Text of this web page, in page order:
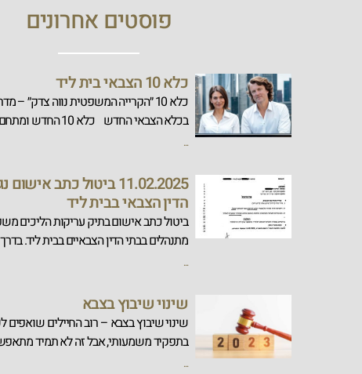
פוסטים אחרונים
כלא 10 הצבאי בית ליד
כלא 10 ״הקרייה המשפטית נווה צדק״ –
בכלא הצבאי החדש כלא 10 החדש ומתחם
...
11.02.2025 ביטול כתב
הדין הצבאי בבית ליד
‏ביטול כתב אישום בתיק עריקות הליכים
מתנהלים בבתי הדין הצבאיים בבית ליד.
...
שינוי שיבוץ בצבא
שינוי שיבוץ בצבא – רוב החיילים שואפים
בתפקיד משמעותי, אבל זה לא תמיד
...